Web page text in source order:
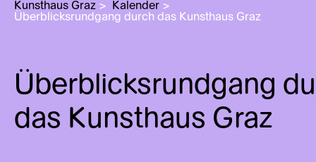
Kunsthaus Graz > Kalender >
Überblicksrundgang durch das Kunsthaus Graz
Überblicksrundgang
das Kunsthaus Graz